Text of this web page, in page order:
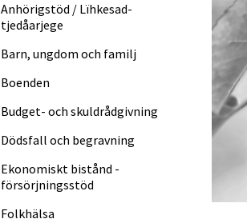
Anhörigstöd / Lïhkesad­
tjedåarjege
Barn, ungdom och familj
Boenden
Budget- och skuldråd­givning
Dödsfall och begravning
Ekonomiskt bistånd -
försörjningsstöd
Folkhälsa